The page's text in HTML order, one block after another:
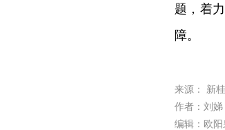
题，着
障。
来源： 新
作者：刘娣
编辑：欧阳